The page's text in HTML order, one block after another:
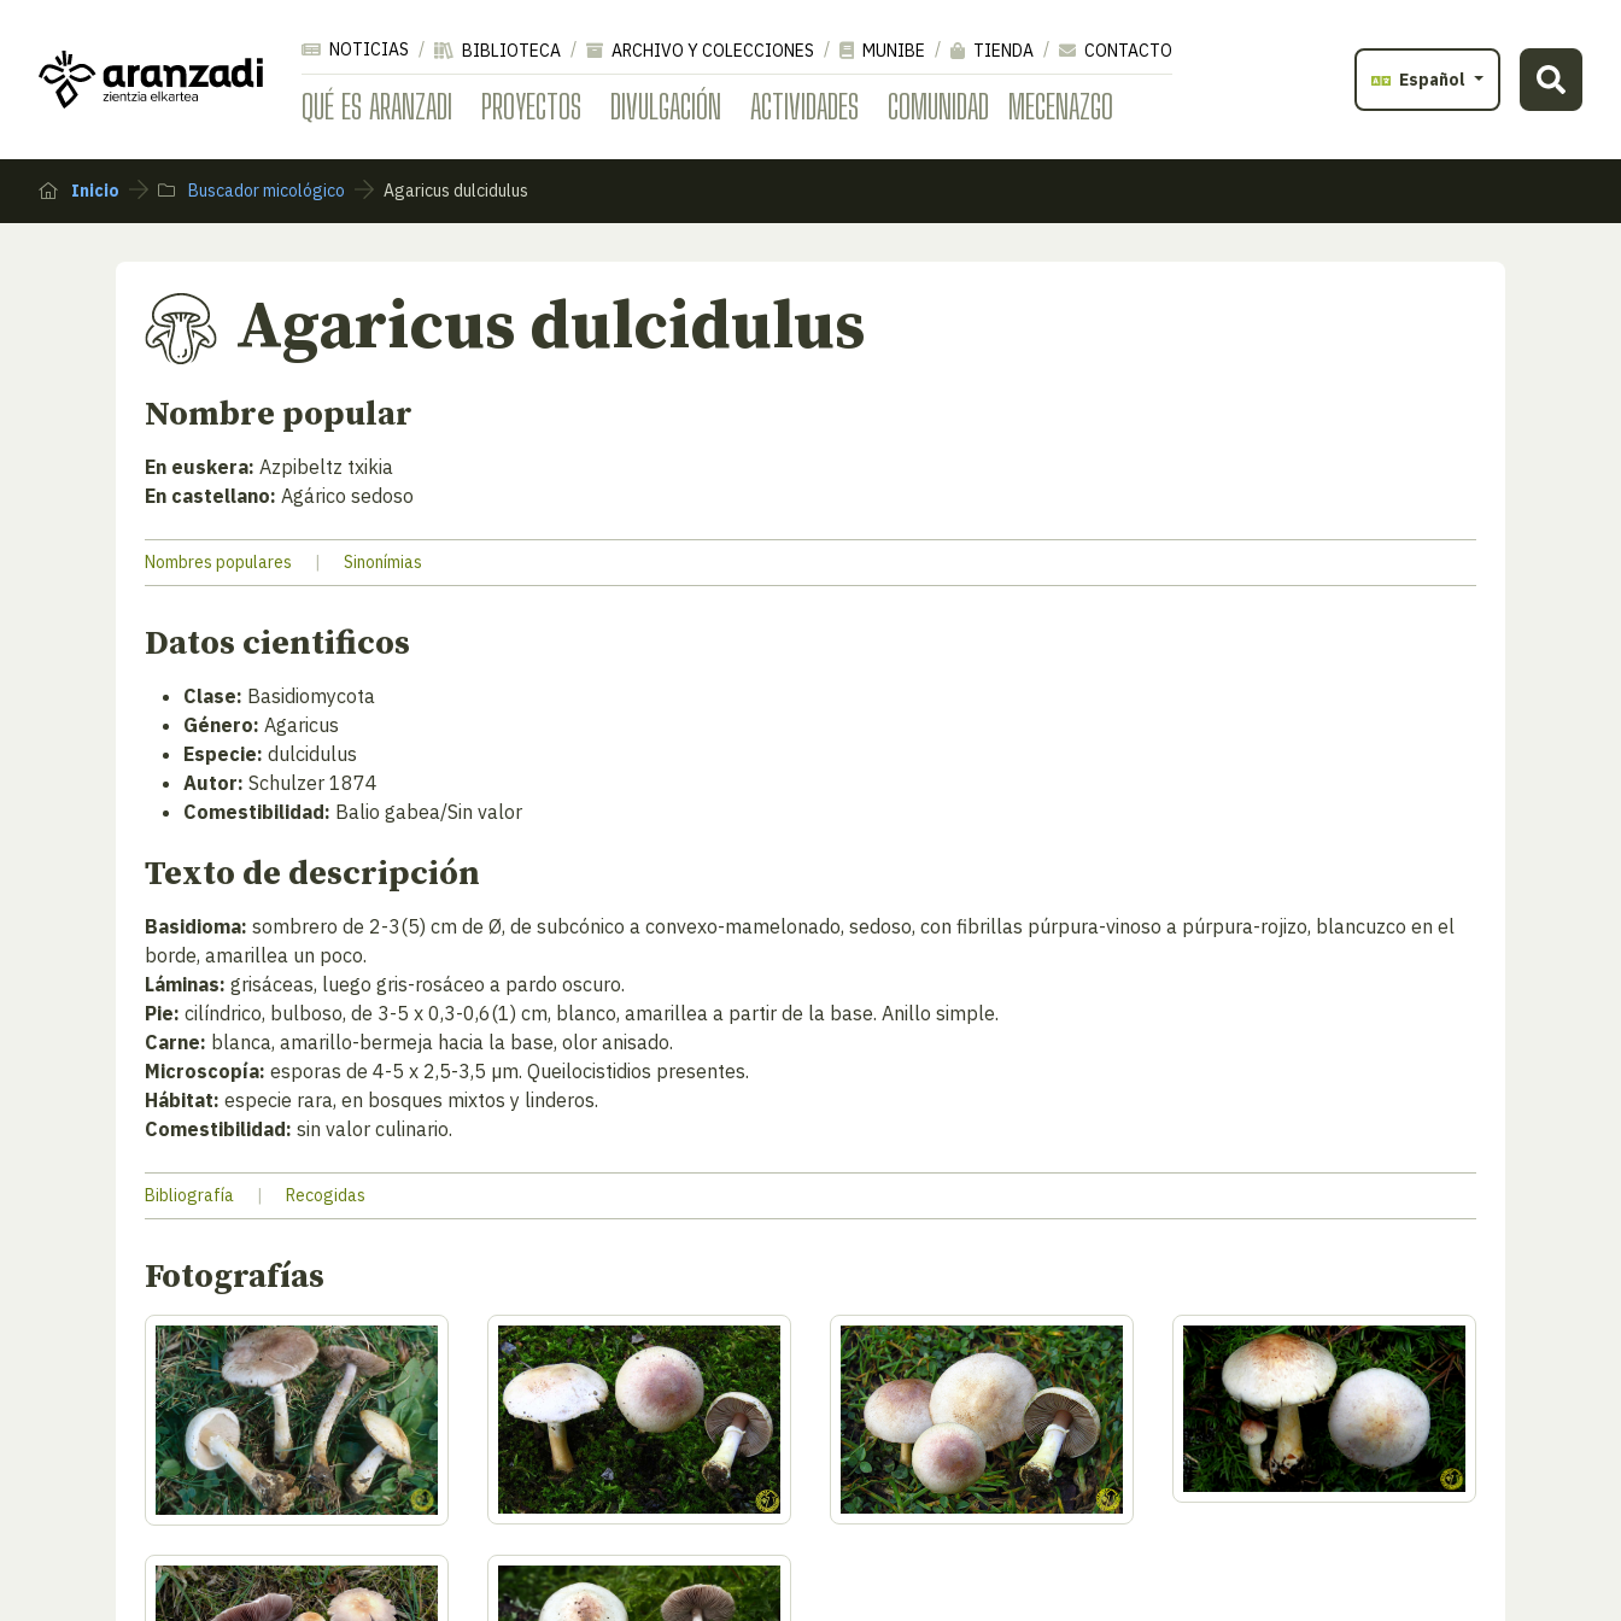
QUÉ ES ARANZADI PROYECTOS DIVULGACIÓN ACTIVIDADES COMUNIDAD MECENAZGO
NOTICIAS BIBLIOTECA ARCHIVO Y COLECCIONES MUNIBE TIENDA
CONTACTO
Español
Inicio Buscador micológico Agaricus dulcidulus
Agaricus dulcidulus
Nombre popular
En euskera: Azpibeltz txikia
En castellano: Agárico sedoso
Nombres populares | Sinonímias
Datos cientificos
Clase: Basidiomycota
Género: Agaricus
Especie: dulcidulus
Autor: Schulzer 1874
Comestibilidad: Balio gabea/Sin valor
Texto de descripción
Basidioma: sombrero de 2-3(5) cm de Ø, de subcónico a convexo-mamelonado, sedoso, con fibrillas púrpura-vinoso a púrpura-rojizo, blancuzco en el
borde, amarillea un poco.
Láminas: grisáceas, luego gris-rosáceo a pardo oscuro.
Pie: cilíndrico, bulboso, de 3-5 x 0,3-0,6(1) cm, blanco, amarillea a partir de la base. Anillo simple.
Carne: blanca, amarillo-bermeja hacia la base, olor anisado.
Microscopía: esporas de 4-5 x 2,5-3,5 µm. Queilocistidios presentes.
Hábitat: especie rara, en bosques mixtos y linderos.
Comestibilidad: sin valor culinario.
Bibliografía | Recogidas
Fotografías